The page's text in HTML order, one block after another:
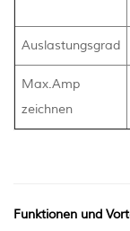
Auslastungsgrad
Max.Amp
zeichnen
Funktionen und